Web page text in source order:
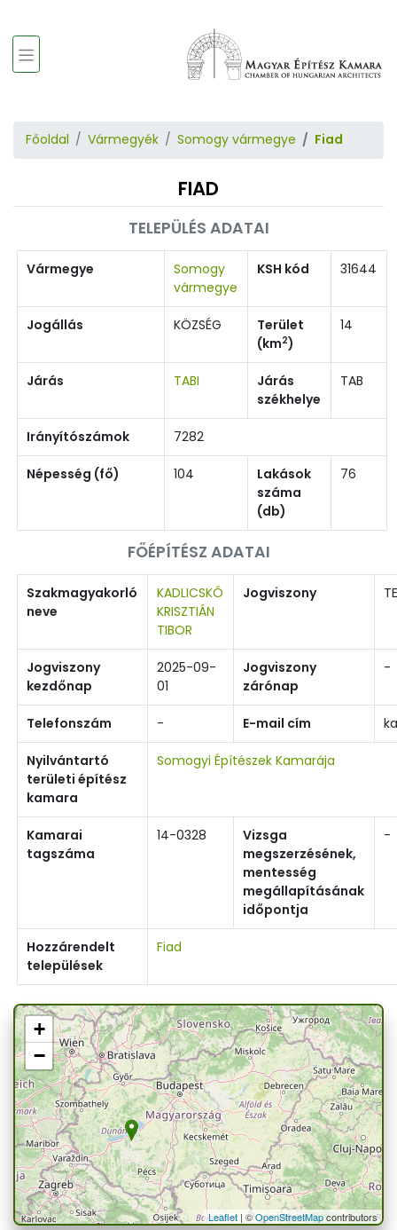
Főoldal Vármegyék Somogy vármegye Fiad
FIAD
TELEPÜLÉS ADATAI
Vármegye
Somogy
vármegye
KSH kód 31644
Jogállás KÖZSÉG
Terület
(km2)
14
Járás TABI
Járás
székhelye
TAB
Irányítószámok 7282
Népesség (fő) 104
Lakások
száma
(db)
76
FŐÉPÍTÉSZ ADATAI
Szakmagyakorló
neve
KADLICSKÓ
KRISZTIÁN
TIBOR
Jogviszony
Jogviszony
kezdőnap
2025-09-
01
Jogviszony
zárónap
-
Telefonszám - E-mail cím
Nyilvántartó
területi építész
kamara
Somogyi Építészek Kamarája
Kamarai
tagszáma
14-0328
Vizsga
megszerzésének,
mentesség
megállapításának
időpontja
-
Hozzárendelt
települések
Fiad
+
−
Leaflet| ©OpenStreetMapcontributors